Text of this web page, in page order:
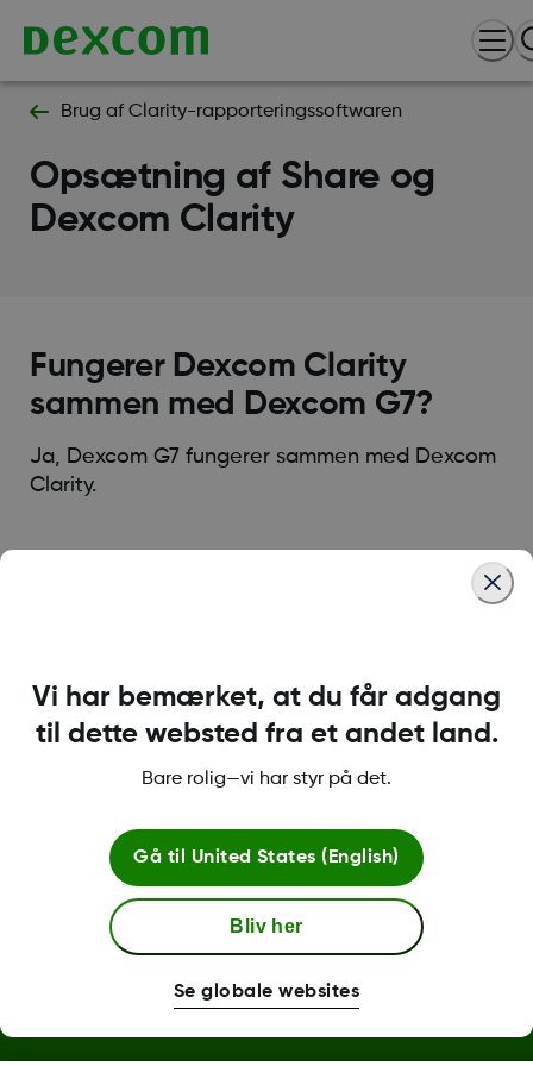
Brug af Clarity-rapporteringssoftwaren
Opsætning af Share og
Dexcom Clarity
Fungerer Dexcom Clarity
sammen med Dexcom G7?
Ja, Dexcom G7 fungerer sammen med Dexcom
Clarity.
LBL-1000444 Rev001
Betingelser og retningslinjer
Flere oplysninger
Vi har bemærket, at du får adgang
til dette websted fra et andet land.
Bare rolig—vi har styr på det.
Gå til United States (English)
Bliv her
Se globale websites